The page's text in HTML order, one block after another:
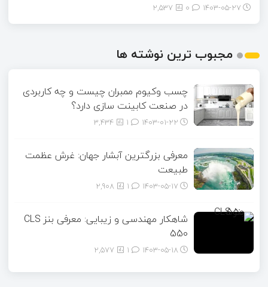
۱۴۰۳-۰۵-۲۷ 2,537
مجبوب ترین نوشته ها
چسب وکیوم ممبران چیست و چه کاربردی
در صنعت کابینت سازی دارد؟
۱۴۰۳-۰۱-۲۲ 3,434
معرفی بزرگترین آبشار جهان: غرش عظمت
طبیعت
۱۴۰۳-۰۵-۱۷ 2,908
شاهکار مهندسی و زیبایی: معرفی بنز CLS
550
۱۴۰۳-۰۵-۱۸ 2,577